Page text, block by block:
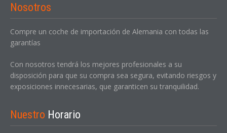
Nosotros
Compre un coche de importación de Alemania con todas las
garantías
Con nosotros tendrá los mejores profesionales a su
disposición para que su compra sea segura, evitando riesgos y
exposiciones innecesarias, que garanticen su tranquilidad.
Nuestro Horario